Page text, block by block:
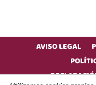
AVISO LEGAL